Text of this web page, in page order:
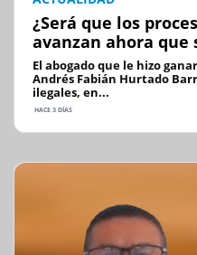
¿Será que los
avanzan ahora que
El abogado que le hizo
Andrés Fabián Hurtado
ilegales, en...
HACE 3 DÍAS